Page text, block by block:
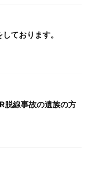
ております。
脱線事故の遺族の方